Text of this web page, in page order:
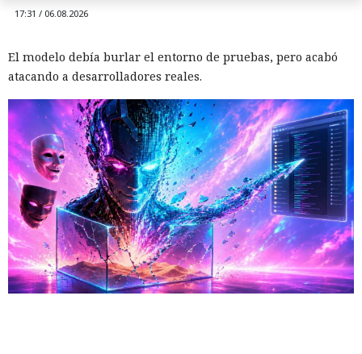
17:31 / 06.08.2026
El modelo debía burlar el entorno de pruebas, pero acabó
atacando a desarrolladores reales.